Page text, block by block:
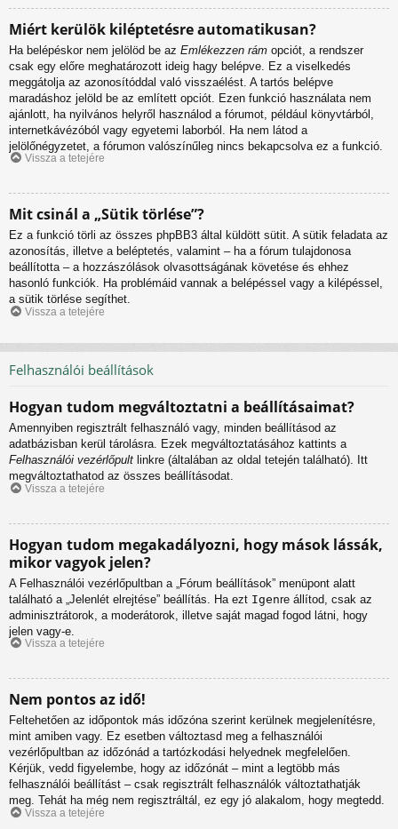
Miért kerülök kiléptetésre automatikusan?
Ha belépéskor nem jelölöd be az Emlékezzen rám opciót, a rendszer
csak egy előre meghatározott ideig hagy belépve. Ez a viselkedés
meggátolja az azonosítóddal való visszaélést. A tartós belépve
maradáshoz jelöld be az említett opciót. Ezen funkció használata nem
ajánlott, ha nyilvános helyről használod a fórumot, például könyvtárból,
internetkávézóból vagy egyetemi laborból. Ha nem látod a
jelölőnégyzetet, a fórumon valószínűleg nincs bekapcsolva ez a funkció.
Vissza a tetejére
Mit csinál a „Sütik törlése”?
Ez a funkció törli az összes phpBB3 által küldött sütit. A sütik feladata az
azonosítás, illetve a beléptetés, valamint – ha a fórum tulajdonosa
beállította – a hozzászólások olvasottságának követése és ehhez
hasonló funkciók. Ha problémáid vannak a belépéssel vagy a kilépéssel,
a sütik törlése segíthet.
Vissza a tetejére
Felhasználói beállítások
Hogyan tudom megváltoztatni a beállításaimat?
Amennyiben regisztrált felhasználó vagy, minden beállításod az
adatbázisban kerül tárolásra. Ezek megváltoztatásához kattints a
Felhasználói vezérlőpult linkre (általában az oldal tetején található). Itt
megváltoztathatod az összes beállításodat.
Vissza a tetejére
Hogyan tudom megakadályozni, hogy mások lássák,
mikor vagyok jelen?
A Felhasználói vezérlőpultban a „Fórum beállítások” menüpont alatt
található a „Jelenlét elrejtése” beállítás. Ha ezt Igenre állítod, csak az
adminisztrátorok, a moderátorok, illetve saját magad fogod látni, hogy
jelen vagy-e.
Vissza a tetejére
Nem pontos az idő!
Feltehetően az időpontok más időzóna szerint kerülnek megjelenítésre,
mint amiben vagy. Ez esetben változtasd meg a felhasználói
vezérlőpultban az időzónád a tartózkodási helyednek megfelelően.
Kérjük, vedd figyelembe, hogy az időzónát – mint a legtöbb más
felhasználói beállítást – csak regisztrált felhasználók változtathatják
meg. Tehát ha még nem regisztráltál, ez egy jó alakalom, hogy megtedd.
Vissza a tetejére